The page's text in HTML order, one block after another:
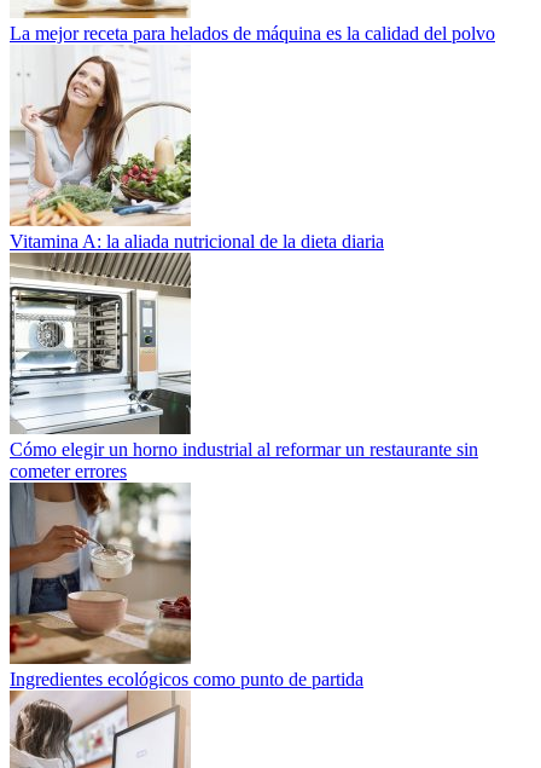
La mejor receta para helados de máquina es la calidad del polvo
Vitamina A: la aliada nutricional de la dieta diaria
Cómo elegir un horno industrial al reformar un restaurante sin
cometer errores
Ingredientes ecológicos como punto de partida